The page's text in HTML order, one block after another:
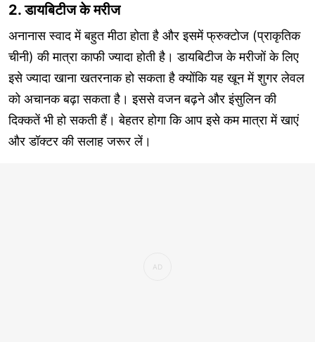
2. डायबिटीज के मरीज
अनानास स्वाद में बहुत मीठा होता है और इसमें फ्रुक्टोज (प्राकृतिक
चीनी) की मात्रा काफी ज्यादा होती है। डायबिटीज के मरीजों के लिए
इसे ज्यादा खाना खतरनाक हो सकता है क्योंकि यह खून में शुगर लेवल
को अचानक बढ़ा सकता है। इससे वजन बढ़ने और इंसुलिन की
दिक्कतें भी हो सकती हैं। बेहतर होगा कि आप इसे कम मात्रा में खाएं
और डॉक्टर की सलाह जरूर लें।